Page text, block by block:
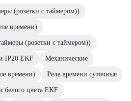
(розетки с таймером))
времени)
(розетки с таймером))
IP20 EKF Механические
времени) Реле времени суточные
белого цвета EKF